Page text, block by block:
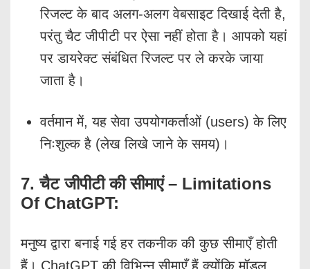
रिजल्ट के बाद अलग-अलग वेबसाइट दिखाई देती है,
परंतु चैट जीपीटी पर ऐसा नहीं होता है। आपको यहां
पर डायरेक्ट संबंधित रिजल्ट पर ले करके जाया
जाता है।
वर्तमान में, यह सेवा उपयोगकर्ताओं (users) के लिए
निःशुल्क है (लेख लिखे जाने के समय)।
7. चैट जीपीटी की सीमाएं – Limitations
Of ChatGPT:
मनुष्य द्वारा बनाई गई हर तकनीक की कुछ सीमाएँ होती
हैं। ChatGPT की विभिन्न सीमाएँ हैं क्योंकि मॉडल